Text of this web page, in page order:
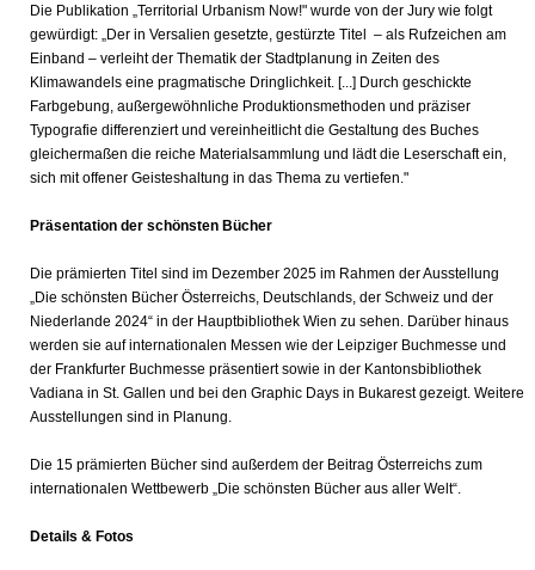
Die Publikation „Territorial Urbanism Now!" wurde von der Jury wie folgt
gewürdigt: „Der in Versalien gesetzte, gestürzte Titel – als Rufzeichen am
Einband – verleiht der Thematik der Stadtplanung in Zeiten des
Klimawandels eine pragmatische Dringlichkeit. [...] Durch geschickte
Farbgebung, außergewöhnliche Produktionsmethoden und präziser
Typografie differenziert und vereinheitlicht die Gestaltung des Buches
gleichermaßen die reiche Materialsammlung und lädt die Leserschaft ein,
sich mit offener Geisteshaltung in das Thema zu vertiefen."
Präsentation der schönsten Bücher
Die prämierten Titel sind im Dezember 2025 im Rahmen der Ausstellung
„Die schönsten Bücher Österreichs, Deutschlands, der Schweiz und der
Niederlande 2024“ in der Hauptbibliothek Wien zu sehen. Darüber hinaus
werden sie auf internationalen Messen wie der Leipziger Buchmesse und
der Frankfurter Buchmesse präsentiert sowie in der Kantonsbibliothek
Vadiana in St. Gallen und bei den Graphic Days in Bukarest gezeigt. Weitere
Ausstellungen sind in Planung.
Die 15 prämierten Bücher sind außerdem der Beitrag Österreichs zum
internationalen Wettbewerb „Die schönsten Bücher aus aller Welt“.
Details & Fotos